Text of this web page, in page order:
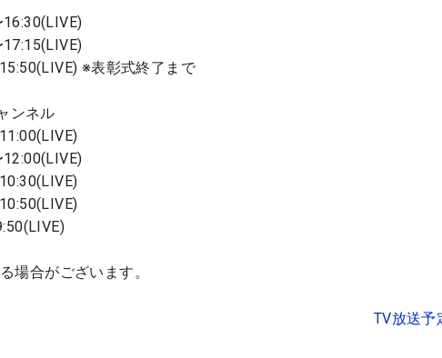
※表彰式終了まで
ンネル
場合がございます。
TV放送予